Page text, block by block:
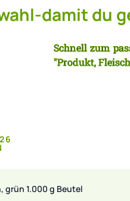
damit du
Schnell zum
"Produkt,
grün 1.000 g Beutel